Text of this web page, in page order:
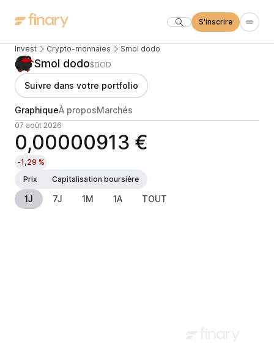
S'inscrire
Invest Crypto-monnaies Smol dodo
Smol dodo$DOD
Suivre dans votre portfolio
GraphiqueÀ proposMarchés
07 août 2026
0,00000913 €
-1,29 %
Prix
Capitalisation boursière
1J 7J 1M 1A TOUT